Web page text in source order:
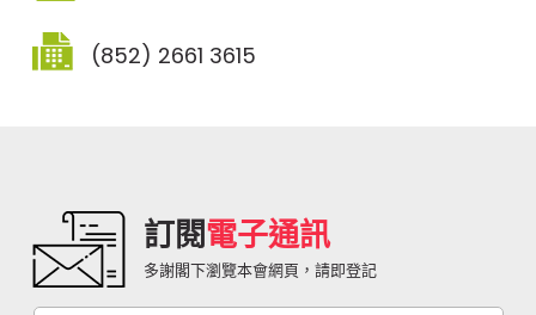
(852) 2661 3615
訂閱電子通訊
多謝閣下瀏覽本會網頁，請即登記